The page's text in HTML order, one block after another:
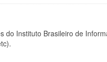
do Instituto Brasileiro de